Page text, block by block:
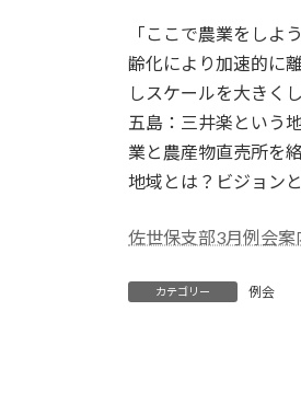
「ここで農業をしよ
齢化により加速的に
しスケールを大きく
五島：三井楽という
業と農産物直売所を
地域とは？ビジョン
佐世保支部3月例会案
カテゴリー 例会